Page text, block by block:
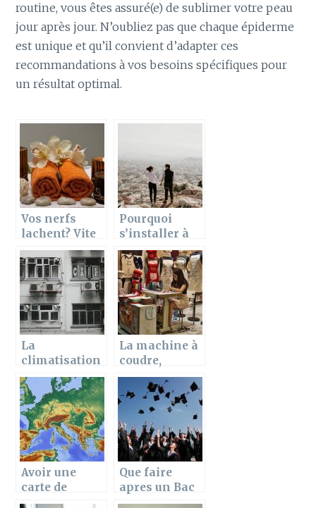
routine, vous êtes assuré(e) de sublimer votre peau
jour après jour. N’oubliez pas que chaque épiderme
est unique et qu’il convient d’adapter ces
recommandations à vos besoins spécifiques pour
un résultat optimal.
Vos nerfs
lachent? Vite
un massage
s’impose
Pourquoi
s’installer à
Ancenis ?
Quelques
points
positifs
d’Ancenis
La
climatisation
contre la
chaleur : La
gestion de
votre clim
La machine à
coudre,
essentielle à
la maison
Avoir une
carte de
france
Que faire
apres un Bac
STG-STMG ?